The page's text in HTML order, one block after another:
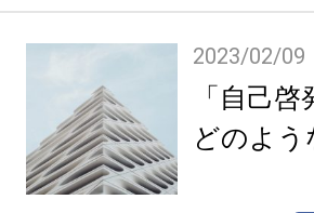
2023/02/09
「自己
どのよ